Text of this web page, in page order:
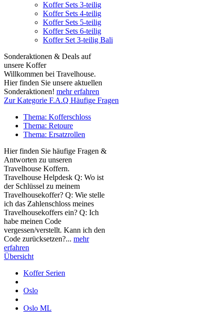
Koffer Sets 3-teilig
Koffer Sets 4-teilig
Koffer Sets 5-teilig
Koffer Sets 6-teilig
Koffer Set 3-teilig Bali
Sonderaktionen & Deals auf
unsere Koffer
Willkommen bei Travelhouse.
Hier finden Sie unsere aktuellen
Sonderaktionen! mehr erfahren
Zur Kategorie F.A.Q Häufige Fragen
Thema: Kofferschloss
Thema: Retoure
Thema: Ersatzrollen
Hier finden Sie häufige Fragen &
Antworten zu unseren
Travelhouse Koffern.
Travelhouse Helpdesk Q: Wo ist
der Schlüssel zu meinem
Travelhousekoffer? Q: Wie stelle
ich das Zahlenschloss meines
Travelhousekoffers ein? Q: Ich
habe meinen Code
vergessen/verstellt. Kann ich den
Code zurücksetzen?... mehr
erfahren
Übersicht
Koffer Serien
Oslo
Oslo ML